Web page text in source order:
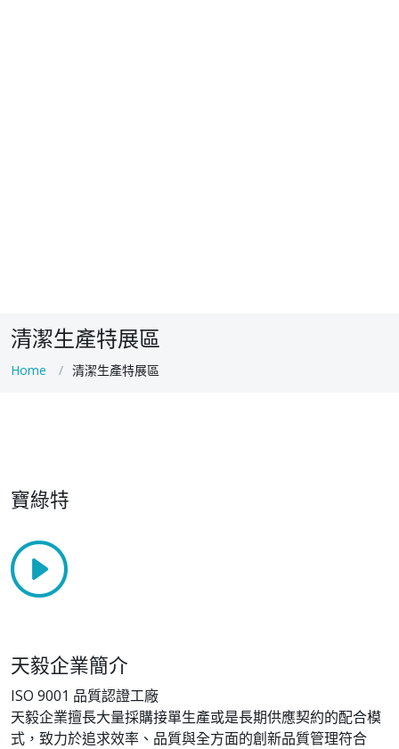
清潔生產特展區
Home 清潔生產特展區
寶綠特
天毅企業簡介
ISO 9001 品質認證工廠
天毅企業擅長大量採購接單生產或是長期供應契約的配合模
式，致力於追求效率、品質與全方面的創新品質管理符合